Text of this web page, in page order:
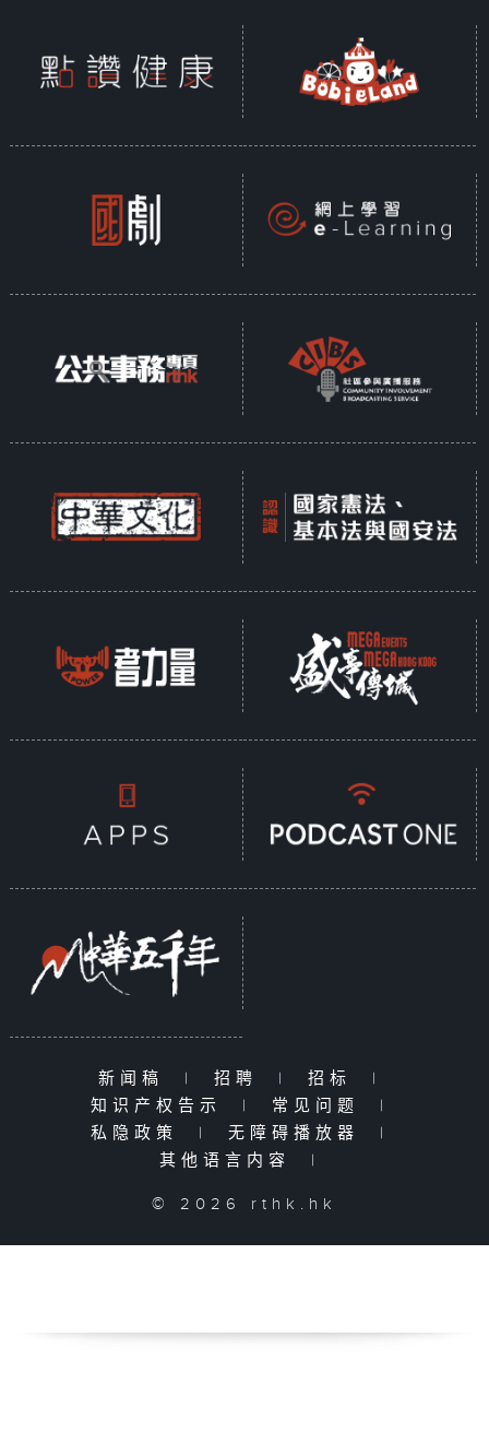
新闻稿 | 招聘 | 招标
|
知识产权告示
| 常见问题
|
私隐政策
| 无障碍播放器
|
其他语言内容
|
© 2026 rthk.hk